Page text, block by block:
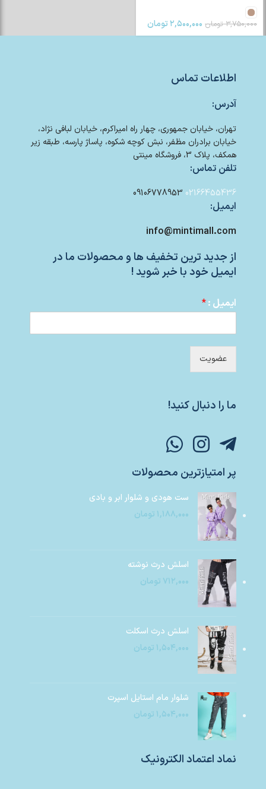
۳,۷۵۰,۰۰۰ تومان ۲,۵۰۰,۰۰۰تومان
اطلاعات تماس
آدرس:
تهران، خیابان جمهوری، چهار راه امیراکرم، خیابان لبافی نژاد،
خیابان برادران مظفر، نبش کوچه شکوه، پاساژ پارسه، طبقه زیر
همکف، پلاک 3، فروشگاه مینتی
تلفن تماس:
02166455436
09106778953
ایمیل:
info@mintimall.com
از جدید ترین تخفیف ها و محصولات ما در
ایمیل خود با خبر شوید !
ایمیل :*
عضویت
ما را دنبال کنید!
پر امتیازترین محصولات
ست هودی و شلوار ابر و بادی
۱,۱۸۸,۰۰۰ تومان
اسلش درث نوشته
۷۱۲,۰۰۰ تومان
اسلش درث اسکلت
۱,۵۰۴,۰۰۰ تومان
شلوار مام استایل اسپرت
۱,۵۰۴,۰۰۰ تومان
نماد اعتماد الکترونیک